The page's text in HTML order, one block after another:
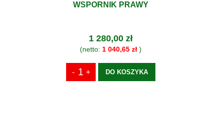
WSPORNIK PRAWY
1 280,00 zł
(netto: 1 040,65 zł)
DO KOSZYKA